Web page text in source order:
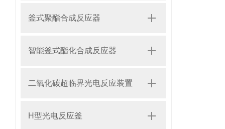
釜式聚酯合成反应器
智能釜式酯化合成反应器
二氧化碳超临界光电反应装置
H型光电反应釜